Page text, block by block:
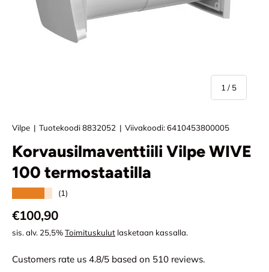
1 / /5
Vilpe | Tuotekoodi8832052 | Viivakoodi:6410453800005
Korvausilmaventtiili Vilpe WIVE
100 termostaatilla
(1)
Normaali hinta
€100,90
sis. alv. 25,5%Toimituskulut lasketaan kassalla.
Customers rate us 4.8/5 based on 510 reviews.